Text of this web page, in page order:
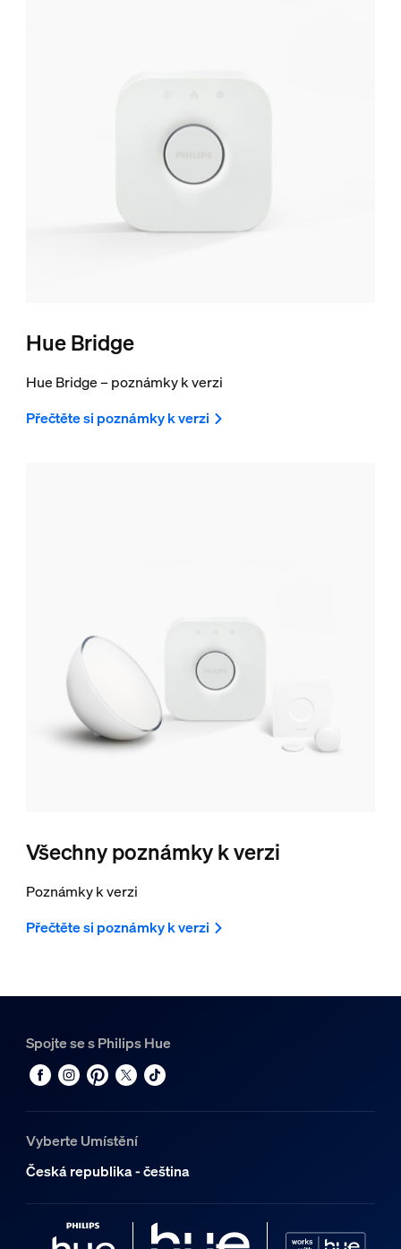
Hue Bridge
Hue Bridge – poznámky k verzi
Přečtěte si poznámky k verzi
Všechny poznámky k verzi
Poznámky k verzi
Přečtěte si poznámky k verzi
Spojte se s Philips Hue
Vyberte Umístění
Česká republika - čeština